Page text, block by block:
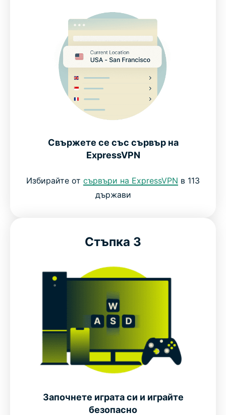
Свържете се със сървър на
ExpressVPN
Избирайте от сървъри на ExpressVPN в 113
държави
Стъпка 3
Започнете играта си и играйте
безопасно